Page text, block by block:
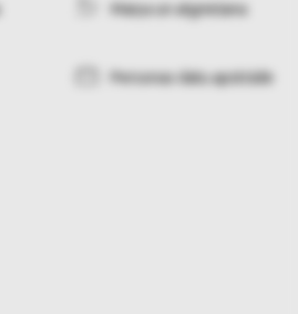
Maiņa un atgriešana
Personas datu apstrāde